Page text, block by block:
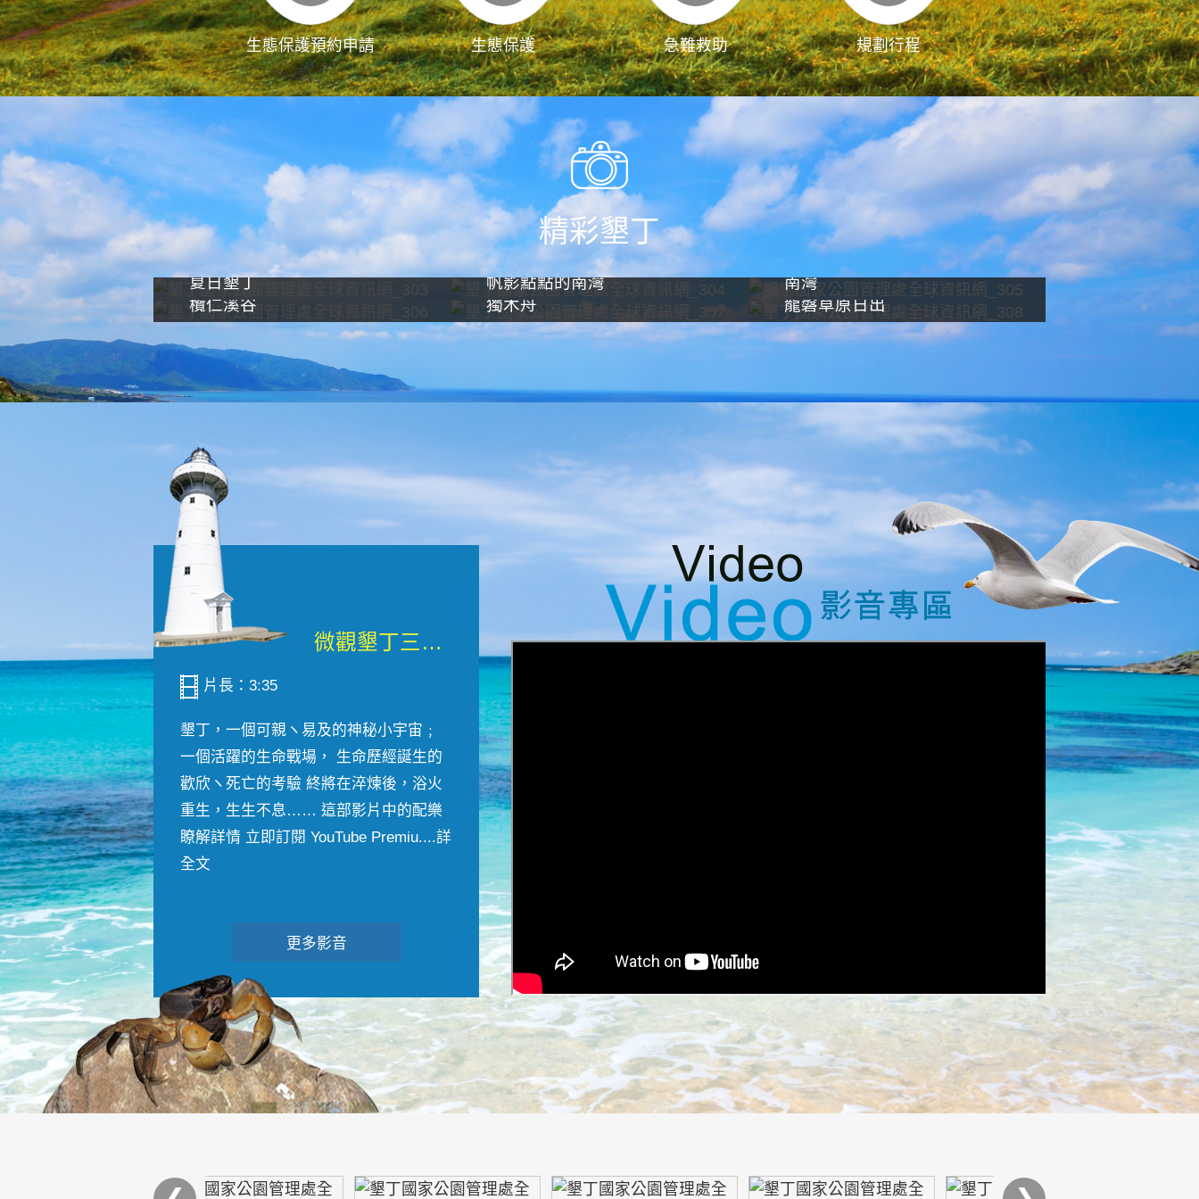
生態保護預約申請 生態保護 急難救助 規劃行程 影像直播
精彩墾丁
夏日墾丁 帆影點點的南灣
南灣
欖仁溪谷
獨木舟 龍磐草原日出
微觀墾丁三部曲 重生....
片長：3:35
墾丁，一個可親ヽ易及的神秘小宇宙﹔
一個活躍的生命戰場， 生命歷經誕生的
歡欣ヽ死亡的考驗 終將在淬煉後，浴火
重生，生生不息…… 這部影片中的配樂
瞭解詳情 立即訂閱 YouTube Premiu....詳
全文
更多影音